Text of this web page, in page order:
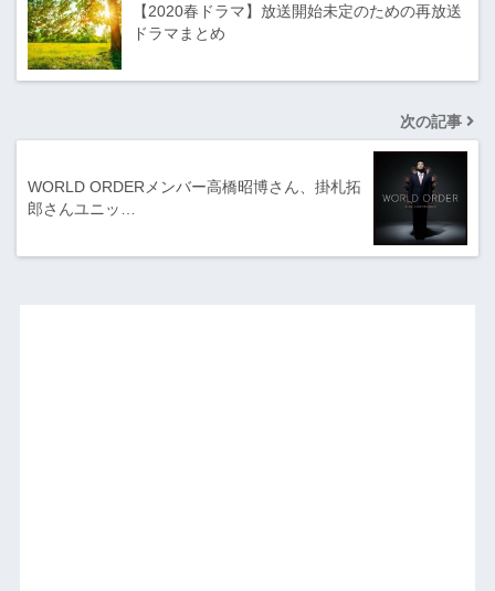
【2020春ドラマ】放送開始未定のための再放送
ドラマまとめ
次の記事
WORLD ORDERメンバー高橋昭博さん、掛札拓
郎さんユニッ…